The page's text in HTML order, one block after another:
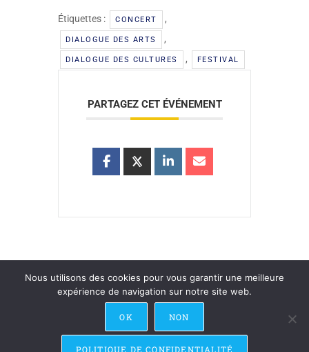
Étiquettes : CONCERT ,
DIALOGUE DES ARTS ,
DIALOGUE DES CULTURES , FESTIVAL
PARTAGEZ CET ÉVÉNEMENT
Recevoir la Newsletter Contact Recrutement
Crédits & Mentions Légales
Nous utilisons des cookies pour vous garantir une meilleure
expérience de navigation sur notre site web.
OK NON
POLITIQUE DE CONFIDENTIALITÉ